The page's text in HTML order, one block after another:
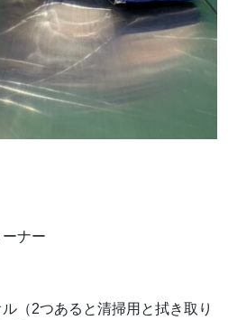
ナー
（2つあると清掃用と拭き取り